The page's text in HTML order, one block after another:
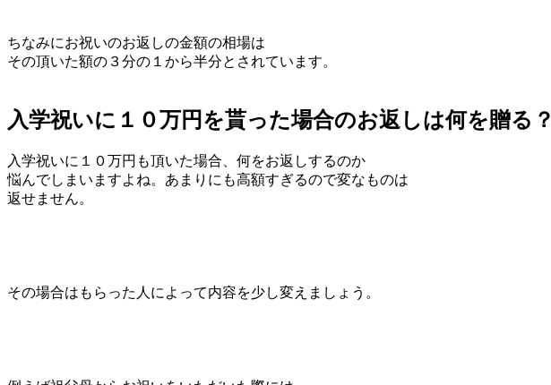
ちなみにお祝いのお返しの金額の相場は
その頂いた額の３分の１から半分とされています。
入学祝いに１０万円を貰った場合のお返しは何を贈る？
入学祝いに１０万円も頂いた場合、何をお返しするのか
悩んでしまいますよね。あまりにも高額すぎるので変なものは
返せません。
その場合はもらった人によって内容を少し変えましょう。